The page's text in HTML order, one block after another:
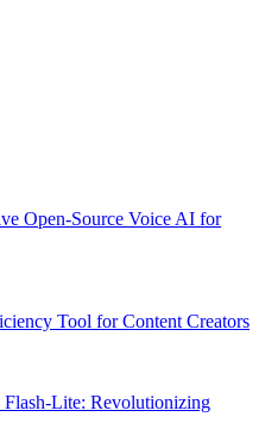
Open-Source Voice AI for
Tool for Content Creators
Lite: Revolutionizing